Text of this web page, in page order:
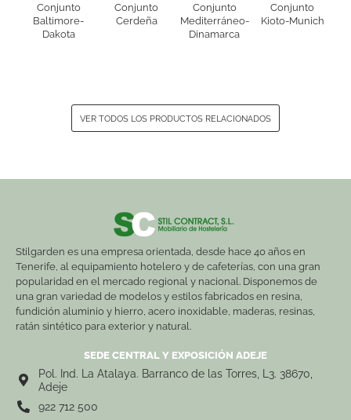
Conjunto
Baltimore-
Dakota
Conjunto
Cerdeña
Conjunto
Mediterráneo-
Dinamarca
Conjunto
Kioto-Munich
VER TODOS LOS PRODUCTOS RELACIONADOS
Stilgarden es una empresa orientada, desde hace 40 años en
Tenerife, al equipamiento hotelero y de cafeterías, con una gran
popularidad en el mercado regional y nacional. Disponemos de
una gran variedad de modelos y estilos fabricados en resina,
fundición aluminio y hierro, acero inoxidable, maderas, resinas,
ratán sintético para exterior y natural.
SEDE CENTRAL Y EXPOSICIÓN ADEJE
Pol. Ind. La Atalaya. Barranco de las Torres, L3. 38670,
Adeje
922 712 500